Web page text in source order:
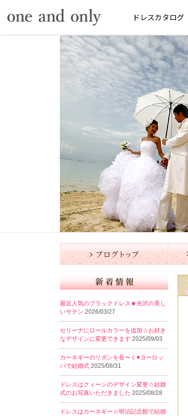
ドレスカタログ
最近人気のブラックドレス★光沢の美し
いサテン 2026/03/27
セリーナにロールカラーを追加☆お好き
なデザインに変更できます 2025/09/03
カーネギーのリボンを長〜く♥️ヨーロッ
パで結婚式 2025/08/31
ドレスはクィーンのデザイン変更☆結婚
式のお写真いただきました 2025/08/28
ドレスはカーネギー☆明治記念館で結婚